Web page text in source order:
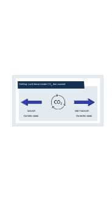
Stelling: Lucht bevat minder CO2 dan zuurstof.
WAAR
NIET WAAR
Ga links staan
Ga rechts staan